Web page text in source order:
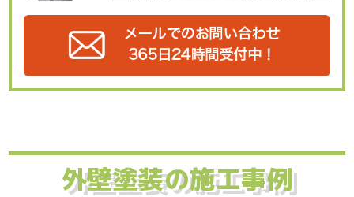
外壁塗装の施工事例